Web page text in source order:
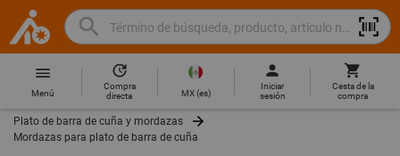
Hoffmann
Group
Home
Buscar
Término
de
búsqueda,
producto,
no.,
categoría,
Hoffmann
site
navigation
Menú
Compra
directa
MX(es)
Iniciar
sesión
Cesta de la
compra
Plato de barra de cuña y mordazas
Mordazas para plato de barra de cuña